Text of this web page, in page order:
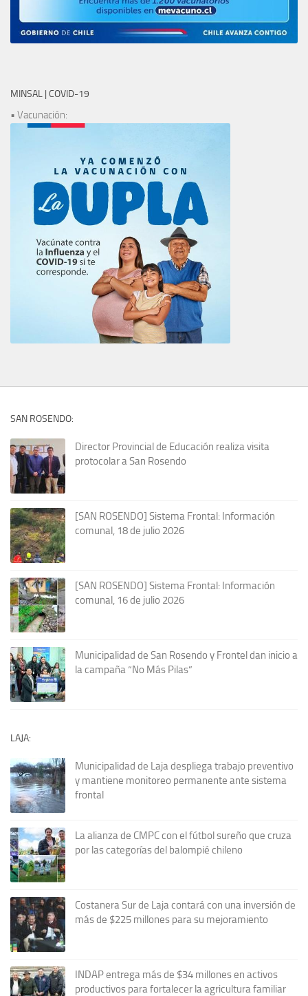
MINSAL | COVID-19
• Vacunación:
SAN ROSENDO:
Director Provincial de Educación realiza visita
protocolar a San Rosendo
[SAN ROSENDO] Sistema Frontal: Información
comunal, 18 de julio 2026
[SAN ROSENDO] Sistema Frontal: Información
comunal, 16 de julio 2026
Municipalidad de San Rosendo y Frontel dan inicio a
la campaña “No Más Pilas”
LAJA:
Municipalidad de Laja despliega trabajo preventivo
y mantiene monitoreo permanente ante sistema
frontal
La alianza de CMPC con el fútbol sureño que cruza
por las categorías del balompié chileno
Costanera Sur de Laja contará con una inversión de
más de $225 millones para su mejoramiento
INDAP entrega más de $34 millones en activos
productivos para fortalecer la agricultura familiar